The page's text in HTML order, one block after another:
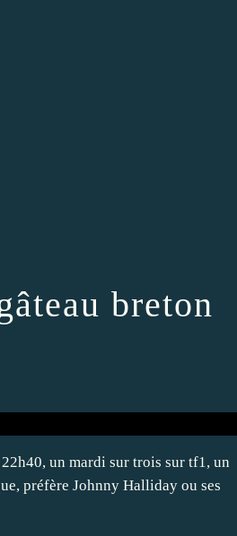
breton
un mardi sur trois sur tf1, un
préfère Johnny Halliday ou ses